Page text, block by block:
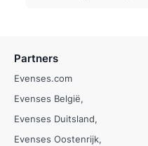
Partners
Evenses.com
Evenses België
Evenses Duitsland
Evenses Oostenrijk